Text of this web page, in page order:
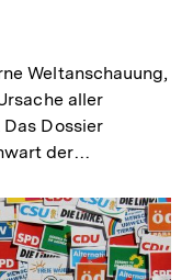
Weltanschauung,
aller
Dossier
der…